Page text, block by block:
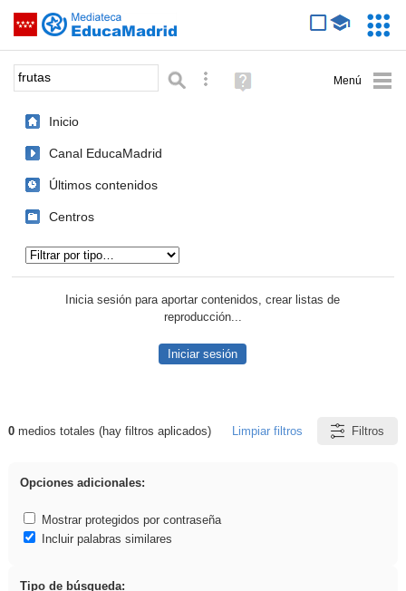
Saltar navegación
Palabra o frase: Búsqueda avanzada
Ayuda
(en
Inicio
Canal EducaMadrid
Últimos contenidos
Centros
Inicia sesión para aportar contenidos, crear listas de
reproducción...
Iniciar sesión
Resultados de: frutas
0medios totales (hay filtros aplicados) Limpiar filtros Filtros
Opciones adicionales:
Mostrar protegidos por contraseña
Incluir palabras similares
Tipo de búsqueda: